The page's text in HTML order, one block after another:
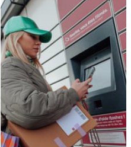
Livraison
en
Locker
Mondial
Relay